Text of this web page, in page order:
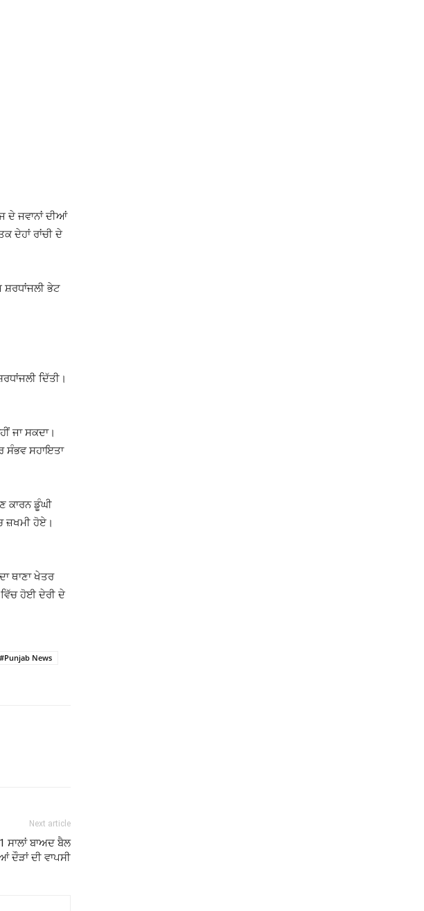
ਦੇ ਜਵਾਨਾਂ ਦੀਆਂ
ਦੇਹਾਂ ਰਾਂਚੀ ਦੇ
ਭੇਟ
ਦਿੱਤੀ।
ਜਾ ਸਕਦਾ।
ਸੰਭਵ ਸਹਾਇਤਾ
ਕਾਰਨ ਡੂੰਘੀ
ਜ਼ਖਮੀ ਹੋਏ।
ਥਾਣਾ ਖੇਤਰ
ਵਿੱਚ ਹੋਈ ਦੇਰੀ ਦੇ
#Punjab News
Next article
ਸਾਲਾਂ ਬਾਅਦ ਬੈਲ
ਦੌੜਾਂ ਦੀ ਵਾਪਸੀ